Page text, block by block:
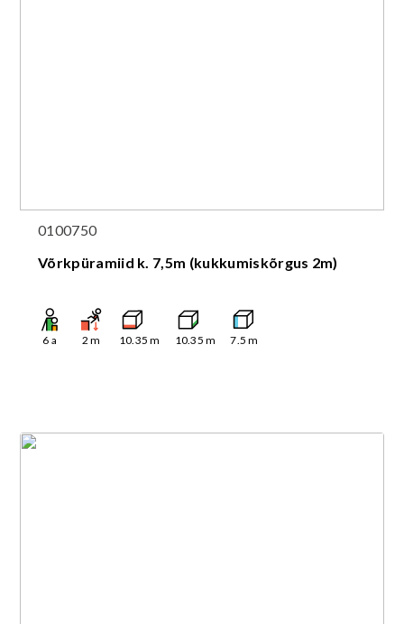
0100750
Võrkpüramiid k. 7,5m (kukkumiskõrgus 2m)
6 a 2 m 10.35 m 10.35 m 7.5 m